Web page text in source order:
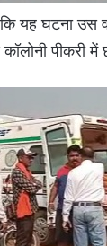
यह घटना उस
कॉलोनी